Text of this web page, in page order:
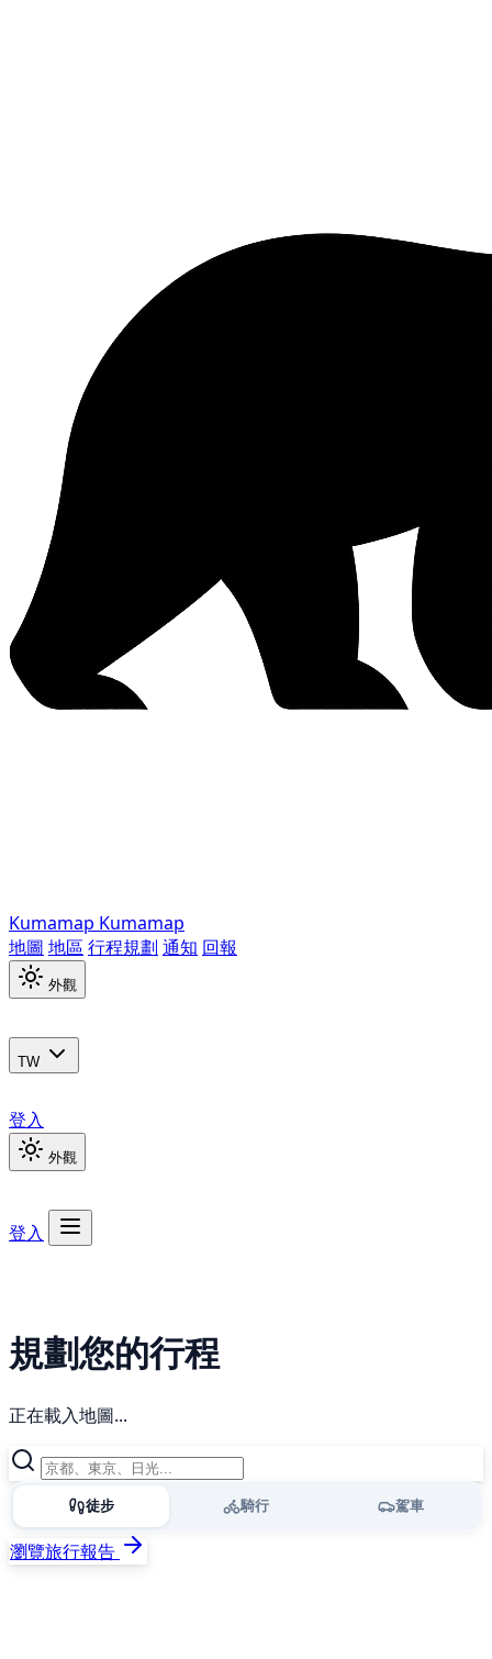
Kumamap Kumamap
地圖 地區 行程規劃 通知 回報
外觀
TW
登入
外觀
登入
規劃您的行程
正在載入地圖...
徒步 騎行 駕車
瀏覽旅行報告